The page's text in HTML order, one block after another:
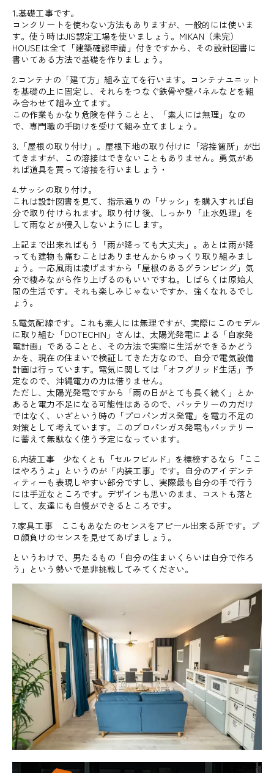
1.基礎工事です。
コンクリートを使わない方法もありますが、一般的には使いま
す。使う時はJIS認定工場を使いましょう。MIKAN（未完）
HOUSEは全て「建築確認申請」付きですから、その設計図書に
書いてある方法で基礎を作りましょう。
2.コンテナの「建て方」組み立てを行います。コンテナユニット
を基礎の上に固定し、それらをつなぐ鉄骨や壁パネルなどを組
み合わせて組み立てます。
この作業もかなり危険を伴うことと、「素人には無理」なの
で、専門職の手助けを受けて組み立てましょう。
3.「屋根の取り付け」。屋根下地の取り付けに「溶接箇所」が出
てきますが、この溶接はできないこともありません。勇気があ
れば道具を買って溶接を行いましょう・
4.サッシの取り付け。
これは設計図書を見て、指示通りの「サッシ」を購入すれば自
分で取り付けられます。取り付け後、しっかり「止水処理」を
して雨などが侵入しないようにします。
上記まで出来ればもう「雨が降っても大丈夫」。あとは雨が降
っても建物も痛むことはありませんからゆっくり取り組みまし
ょう。一応風雨は凌げますから「屋根のあるグランピング」気
分で棲みながら作り上げるのもいいですね。しばらくは原始人
間の生活です。それも楽しみじゃないですか、強くなれるでし
ょう。
5.電気配線です。これも素人には無理ですが、実際にこのモデル
に取り組む「DOTECHIN」さんは、太陽光発電による「自家発
電計画」であることと、その方法で実際に生活ができるかどう
かを、現在の住まいで検証してきた方なので、自分で電気設備
計画は行っています。電気に関しては「オフグリッド生活」予
定なので、沖縄電力の力は借りません。
ただし、太陽光発電ですから「雨の日がとても長く続く」とか
あると電力不足になる可能性はあるので、バッテリーの力だけ
ではなく、いざという時の「プロパンガス発電」を電力不足の
対策として考えています。このプロパンガス発電もバッテリー
に蓄えて無駄なく使う予定になっています。
6.内装工事 少なくとも「セルフビルド」を標榜するなら「ここ
はやろうよ」というのが「内装工事」です。自分のアイデンテ
ィティーも表現しやすい部分ですし、実際最も自分の手で行う
には手近なところです。デザインも思いのまま、コストも落と
して、友達にも自慢ができるところです。
7.家具工事 ここもあなたのセンスをアピール出来る所です。プ
ロ顔負けのセンスを見せてあげましょう。
というわけで、男たるもの「自分の住まいくらいは自分で作ろ
う」という勢いで是非挑戦してみてください。